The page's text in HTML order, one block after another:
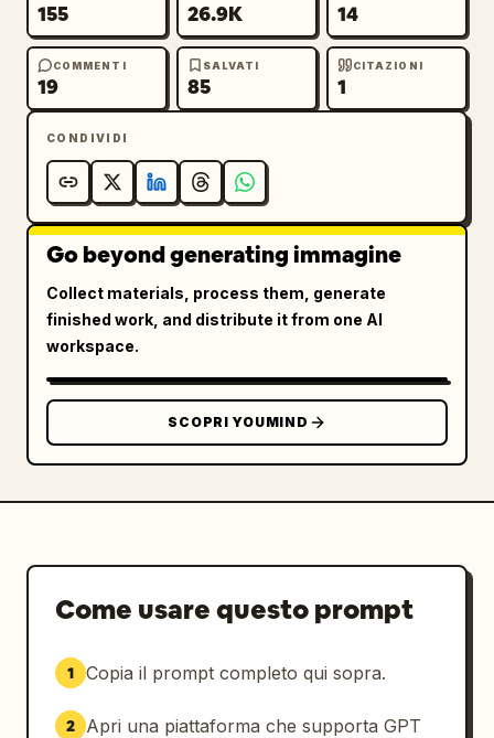
        "Jing", "Tatari", "Derung", "Oroqen",
"Hezhen", "Menba", "Lhoba", "Jino"
      ]
    }
  }
}
155 26.9K 14
COMMENTI
19
SALVATI
85
CITAZIONI
1
CONDIVIDI
Go beyond generating immagine
Collect materials, process them, generate
finished work, and distribute it from one AI
workspace.
SCOPRI YOUMIND
Come usare questo prompt
1 Copia il prompt completo qui sopra.
2
Apri una piattaforma che supporta GPT